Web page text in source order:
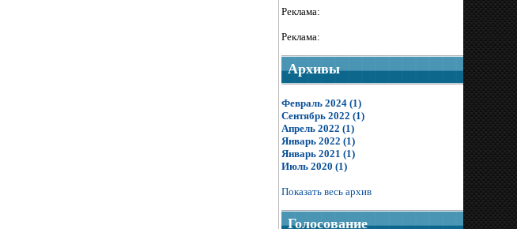
Реклама:
Реклама:
Архивы
Февраль 2024 (1)
Сентябрь 2022 (1)
Апрель 2022 (1)
Январь 2022 (1)
Январь 2021 (1)
Июль 2020 (1)
Показать весь архив
Голосование